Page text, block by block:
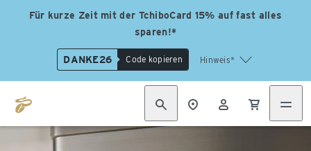
Für kurze Zeit mit der TchiboCard 15% auf fast alles
sparen!*
DANKE26 Code kopieren Hinweis*